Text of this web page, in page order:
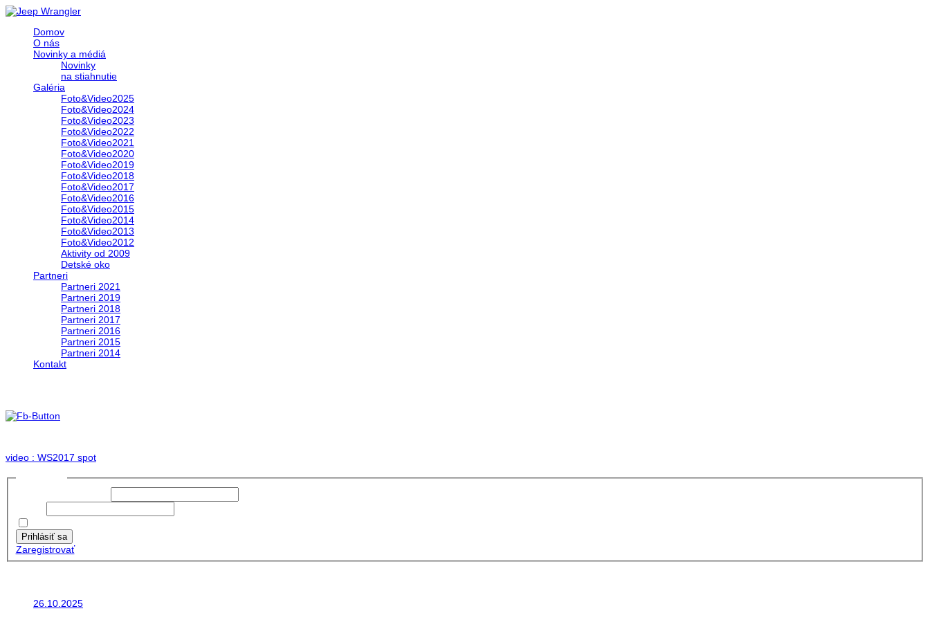
Domov
O nás
Novinky a médiá
Novinky
na stiahnutie
Galéria
Foto&Video2025
Foto&Video2024
Foto&Video2023
Foto&Video2022
Foto&Video2021
Foto&Video2020
Foto&Video2019
Foto&Video2018
Foto&Video2017
Foto&Video2016
Foto&Video2015
Foto&Video2014
Foto&Video2013
Foto&Video2012
Aktivity od 2009
Detské oko
Partneri
Partneri 2021
Partneri 2019
Partneri 2018
Partneri 2017
Partneri 2016
Partneri 2015
Partneri 2014
Kontakt
video : WS2017 spot
Prihlásiť sa
Zaregistrovať
26.10.2025